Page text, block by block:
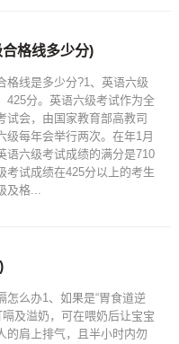
格线多少分)
格线是多少分?1、英语六级
425分。英语六级考试作为全
试会，由国家教育部高教司
级每年会举行两次。在年1月
语六级考试成绩的满分是710
考试成绩在425分以上的考生
及格...
怎么办1、如果是“胃食道逆
嗝及溢奶，可在喂奶后让宝宝
的肩上排气，且半小时内勿